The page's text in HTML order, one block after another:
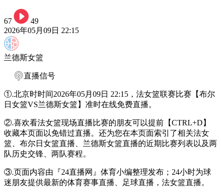
67
49
2026年05月09日 22:15
兰德斯女篮
直播信号
①.北京时时间2026年05月09日 22:15，法女篮联赛比赛【布尔
日女篮VS兰德斯女篮】准时在线免费直播。
②.喜欢看法女篮现场直播比赛的朋友可以提前【CTRL+D】
收藏本页面以免错过直播。还为您在本页面索引了相关法女
篮、布尔日女篮直播、兰德斯女篮直播的近期比赛列表以及两
队历史交锋、两队赛程。
③.页面内容由『24直播网』体育小编整理发布；24小时为球
迷朋友提供最新的体育赛事直播、足球直播，法女篮直播。